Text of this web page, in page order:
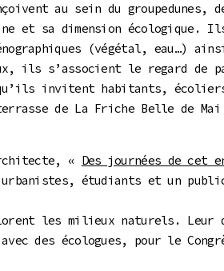
au sein du groupedunes,
et sa dimension
(végétal, eau…)
ils s’associent le regard de
qu’ils invitent habitants,
de La Friche Belle de
« Des journées de cet
urbanistes, étudiants et un
les milieux naturels.
des écologues, pour le